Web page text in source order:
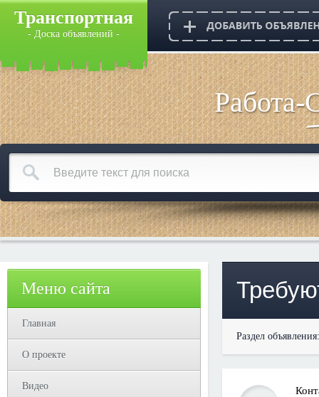
Транспортная
- Доска объявлений -
Меню сайта
Главная
О проекте
Видео
Раздел